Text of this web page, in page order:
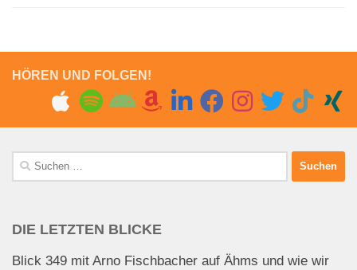
HÖREN UND FOLGEN!
Suchen
nach:
DIE LETZTEN BLICKE
Blick 349 mit Arno Fischbacher auf Ähms und wie wir